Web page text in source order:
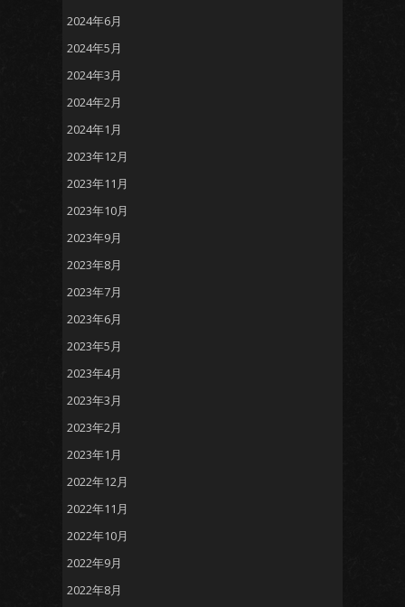
2024年6月
2024年5月
2024年3月
2024年2月
2024年1月
2023年12月
2023年11月
2023年10月
2023年9月
2023年8月
2023年7月
2023年6月
2023年5月
2023年4月
2023年3月
2023年2月
2023年1月
2022年12月
2022年11月
2022年10月
2022年9月
2022年8月